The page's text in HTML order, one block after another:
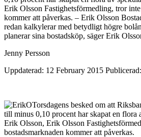
Erik Olsson Fastighetsförmedling, tror
kommer att påverkas. – Erik Olsson
redan kalkylerar med betydligt högre
planerar sina bostadsköp, säger Erik
Jenny Persson
Uppdaterad: 12 February 2015
Torsdagens besked om att
till minus 0,10 procent har skapat en flora
Erik Olsson, Erik Olsson
bostadsmarknaden kommer att påverkas.